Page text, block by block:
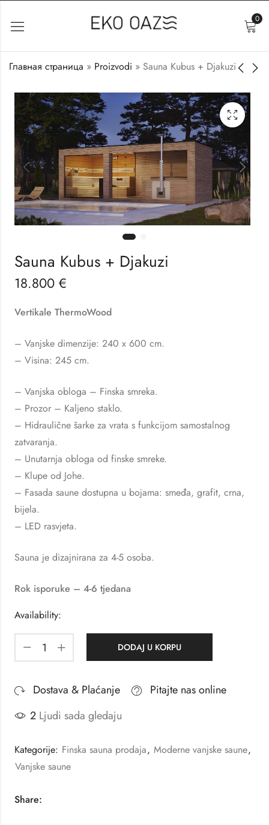
0
Главная страница » Proizvodi » Sauna Kubus + Djakuzi
Sauna Kubus S
7.900€
Moderne Sauna Kubus
Lm
13.900€
Sauna Kubus + Djakuzi
18.800 €
Vertikale ThermoWood
– Vanjske dimenzije: 240 x 600 cm.
– Visina: 245 cm.
– Vanjska obloga – Finska smreka.
– Prozor – Kaljeno staklo.
– Hidraulične šarke za vrata s funkcijom samostalnog
zatvaranja.
– Unutarnja obloga od finske smreke.
– Klupe od Johе.
– Fasada saune dostupna u bojama: smeđa, grafit, crna,
bijela.
– LED rasvjeta.
Sauna je dizajnirana za 4-5 osoba.
Rok isporuke – 4-6 tjedana
Availability:
DODAJ U KORPU
Dostava & Plaćanje
Pitajte nas online
2 Ljudi sada gledaju
Kategorije: Finska sauna prodaja, Moderne vanjske saune,
Vanjske saune
Share: